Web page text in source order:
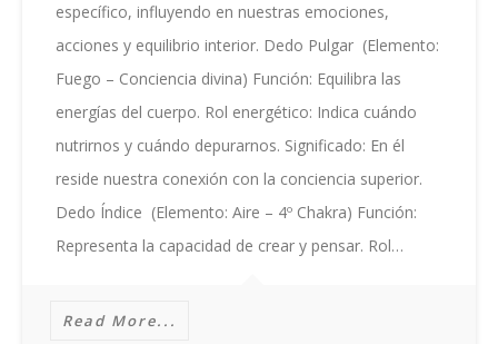
MANO
específico, influyendo en nuestras emociones,
acciones y equilibrio interior. Dedo Pulgar (Elemento:
Fuego – Conciencia divina) Función: Equilibra las
energías del cuerpo. Rol energético: Indica cuándo
nutrirnos y cuándo depurarnos. Significado: En él
reside nuestra conexión con la conciencia superior.
Dedo Índice (Elemento: Aire – 4º Chakra) Función:
Representa la capacidad de crear y pensar. Rol…
Read More...